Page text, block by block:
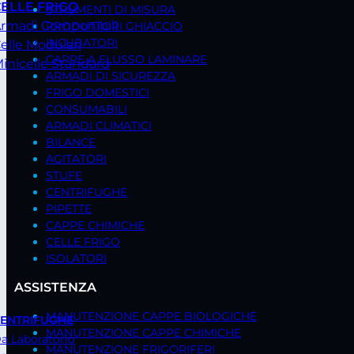
FRIGO
Componibili
Modulari
Standard
Laboratorio
STRUMENTI DI MISURA
PRODUTTORI GHIACCIO
INCUBATORI
CAPPE A FLUSSO LAMINARE
ARMADI DI SICUREZZA
FRIGO DOMESTICI
CONSUMABILI
ARMADI CLIMATICI
BILANCE
AGITATORI
STUFE
CENTRIFUGHE
PIPETTE
CAPPE CHIMICHE
CELLE FRIGO
ISOLATORI
ASSISTENZA
MANUTENZIONE CAPPE BIOLOGICHE
MANUTENZIONE CAPPE CHIMICHE
MANUTENZIONE FRIGORIFERI